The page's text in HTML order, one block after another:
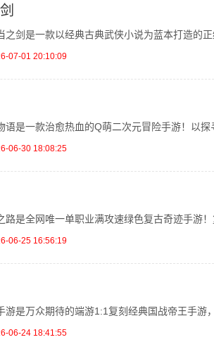
剑是一款以经典古典武侠小说为蓝本打造的正统武侠
07-01 20:10:09
是一款治愈热血的Q萌二次元冒险手游！以探寻世界
06-30 18:08:25
是全网唯一单职业满攻速绿色复古奇迹手游！复刻经
06-25 16:56:19
游是万众期待的端游1:1复刻经典国战帝王手游，百分
06-24 18:41:55